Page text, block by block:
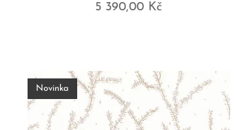
5 390,00 Kč
Novinka